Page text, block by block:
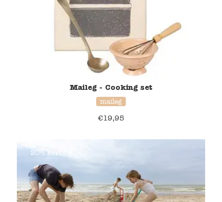
Maileg - Cooking set
maileg
€19,95
20% korting